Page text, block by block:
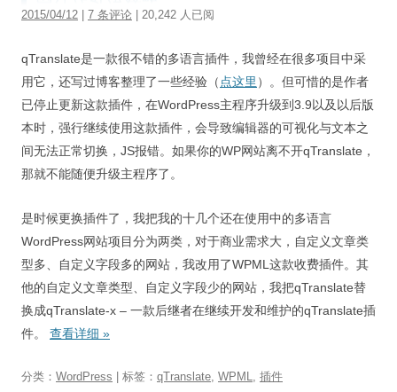
2015/04/12 7 条评论 | 20,242 人已阅
qTranslate是一款很不错的多语言插件，我曾经在很多项目中采
用它，还写过博客整理了一些经验（点这里 ）。但可惜的是作者
已停止更新这款插件，在WordPress主程序升级到3.9以及以后版
本时，强行继续使用这款插件，会导致编辑器的可视化与文本之
间无法正常切换，JS报错。如果你的WP网站离不开qTranslate，
那就不能随便升级主程序了。
是时候更换插件了，我把我的十几个还在使用中的多语言
WordPress网站项目分为两类，对于商业需求大，自定义文章类
型多、自定义字段多的网站，我改用了WPML这款收费插件。其
他的自定义文章类型、自定义字段少的网站，我把qTranslate替
换成qTranslate-x – 一款后继者在继续开发和维护的qTranslate插
件。 查看详细 »
分类： WordPress | 标签： qTranslate, WPML, 插件